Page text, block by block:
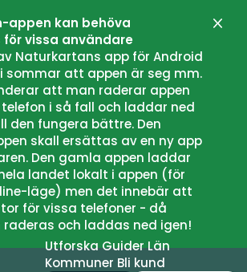
appen kan behöva
vissa användare
Naturkartans app för Android
sommar att appen är seg mm.
att man raderar appen
i så fall och laddar ned
den fungera bättre. Den
skall ersättas av en ny app
Den gamla appen laddar
landet lokalt i appen (för
läge) men det innebär att
för vissa telefoner - då
raderas och laddas ned igen!
UtforskaGuiderLän
Kommuner Bli kund